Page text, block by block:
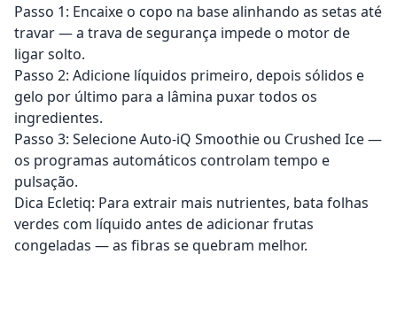
Passo 1: Encaixe o copo na base alinhando as setas até
travar — a trava de segurança impede o motor de
ligar solto.
Passo 2: Adicione líquidos primeiro, depois sólidos e
gelo por último para a lâmina puxar todos os
ingredientes.
Passo 3: Selecione Auto-iQ Smoothie ou Crushed Ice —
os programas automáticos controlam tempo e
pulsação.
Dica Ecletiq: Para extrair mais nutrientes, bata folhas
verdes com líquido antes de adicionar frutas
congeladas — as fibras se quebram melhor.
Adicionar ao carrinho